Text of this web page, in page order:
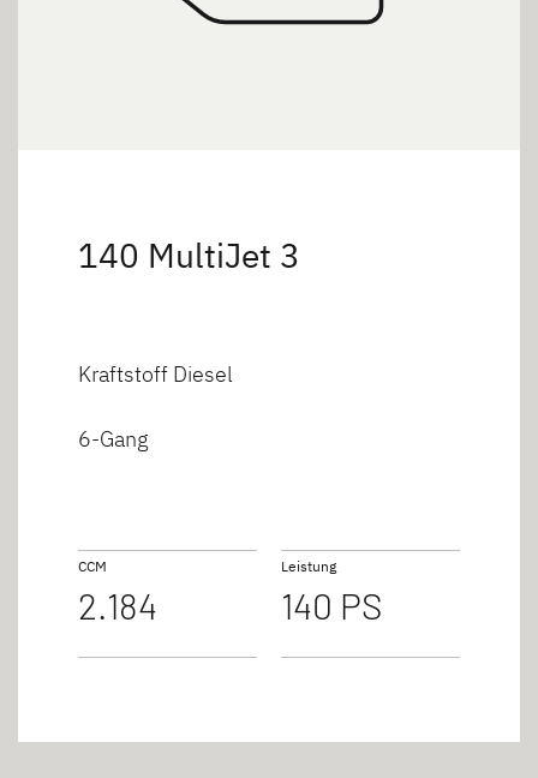
140 MultiJet 3
Kraftstoff Diesel
6-Gang
CCM
2.184
Leistung
140 PS